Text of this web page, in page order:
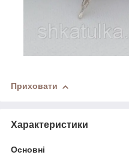
Приховати
Характеристики
Основні